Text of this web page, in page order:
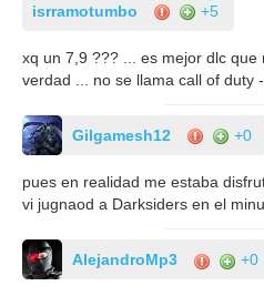
isrramotumbo +5
xq un 7,9 ??? ... es mejor dlc
verdad ... no se llama call of duty
Gilgamesh12 +0
pues en realidad me estaba
vi jugnaod a Darksiders en el
AlejandroMp3 +0